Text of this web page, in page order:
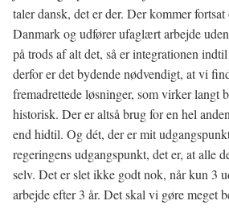
taler dansk, det er der. Der kommer
Danmark og udfører ufaglært arbejde
på trods af alt det, så er integrationen
derfor er det bydende nødvendigt, at vi
fremadrettede løsninger, som virker langt
historisk. Der er altså brug for en hel
end hidtil. Og dét, der er mit
regeringens udgangspunkt, det er, at alle
selv. Det er slet ikke godt nok, når kun 3
arbejde efter 3 år. Det skal vi gøre meget